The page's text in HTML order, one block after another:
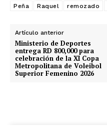
Peña
Raquel remozado
Artículo anterior
Ministerio de Deportes
entrega RD 800,000 para
celebración de la XI Copa
Metropolitana de Voleibol
Superior Femenino 2026